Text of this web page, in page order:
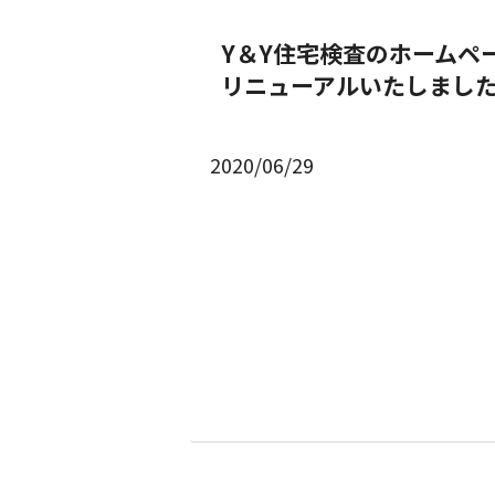
Y＆Y住宅検査のホームペ
リニューアルいたしました
2020/06/29